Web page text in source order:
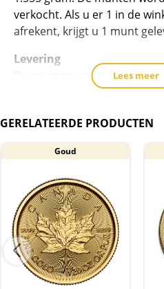
voegen
verkocht. Als u er 1 in de
afrekent, krijgt u 1 munt
Levering
De munten worden in een
BTW
Lees meer
GERELATEERDE PRODUCTEN
Goud